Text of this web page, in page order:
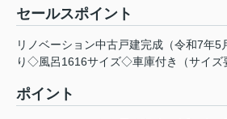
セールスポイント
リノベーション中古戸建完成（令和7年
り◇風呂1616サイズ◇車庫付き（サイ
ポイント